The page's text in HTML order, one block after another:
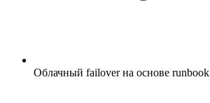
Облачный failover на основе runbook